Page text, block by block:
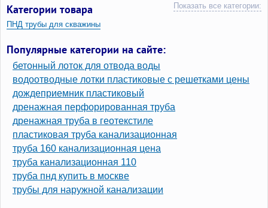
Категории товара Показать все категории:
ПНД трубы для скважины
Популярные категории на сайте:
бетонный лоток для отвода воды
водоотводные лотки пластиковые с решетками цены
дождеприемник пластиковый
дренажная перфорированная труба
дренажная труба в геотекстиле
пластиковая труба канализационная
труба 160 канализационная цена
труба канализационная 110
труба пнд купить в москве
трубы для наружной канализации